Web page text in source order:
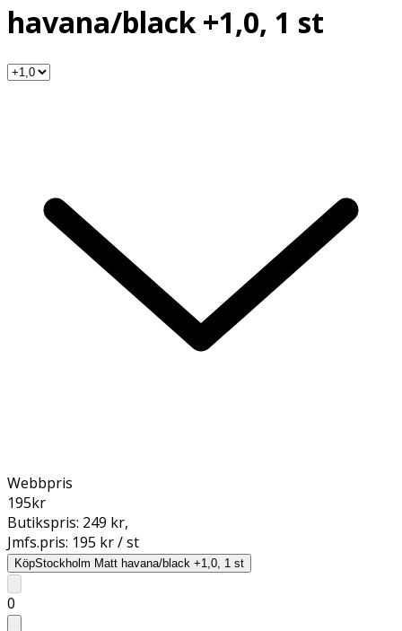
havana/black +1,0, 1 st
Webbpris
195kr
Butikspris: 249 kr,
Jmfs.pris: 195 kr / st
KöpStockholm Matt havana/black +1,0, 1 st
0